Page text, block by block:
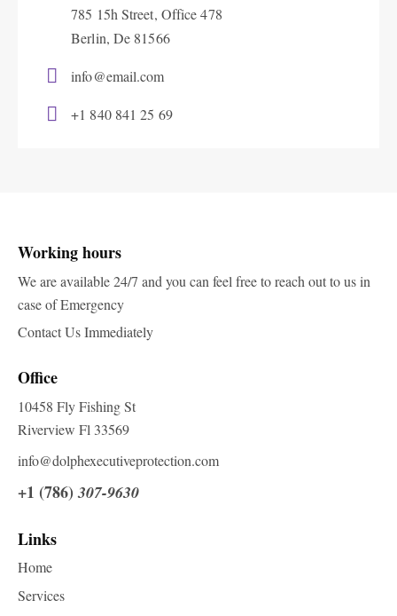
785 15h Street, Office 478
Berlin, De 81566
info@email.com
+1 840 841 25 69
Working hours
We are available 24/7 and you can feel free to reach out to us in
case of Emergency
Contact Us Immediately
Office
10458 Fly Fishing St
Riverview Fl 33569
info@dolphexecutiveprotection.com
+1 (786)307-9630
Links
Home
Services